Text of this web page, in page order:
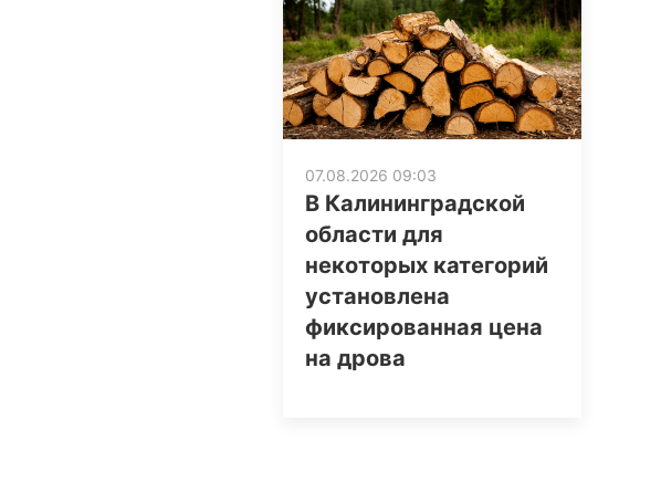
07.08.2026 09:03
В Калининградской
области для
некоторых категорий
установлена
фиксированная цена
на дрова